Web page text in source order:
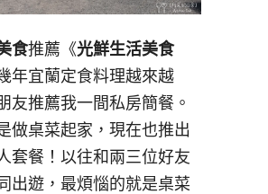
食推薦《光鮮生活美食
年宜蘭定食料理越來越
友推薦我一間私房簡餐。
做桌菜起家，現在也推出
套餐！以往和兩三位好友
出遊，最煩惱的就是桌菜